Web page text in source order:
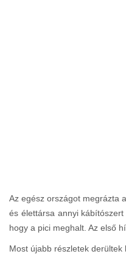
Az egész országot megrázta
és élettársa annyi
hogy a pici meghalt. Az első
Most újabb részletek derültek